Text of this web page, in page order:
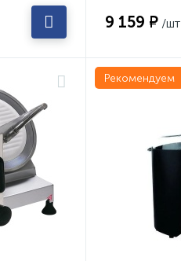
9 159 ₽ /шт
Рекомендуем